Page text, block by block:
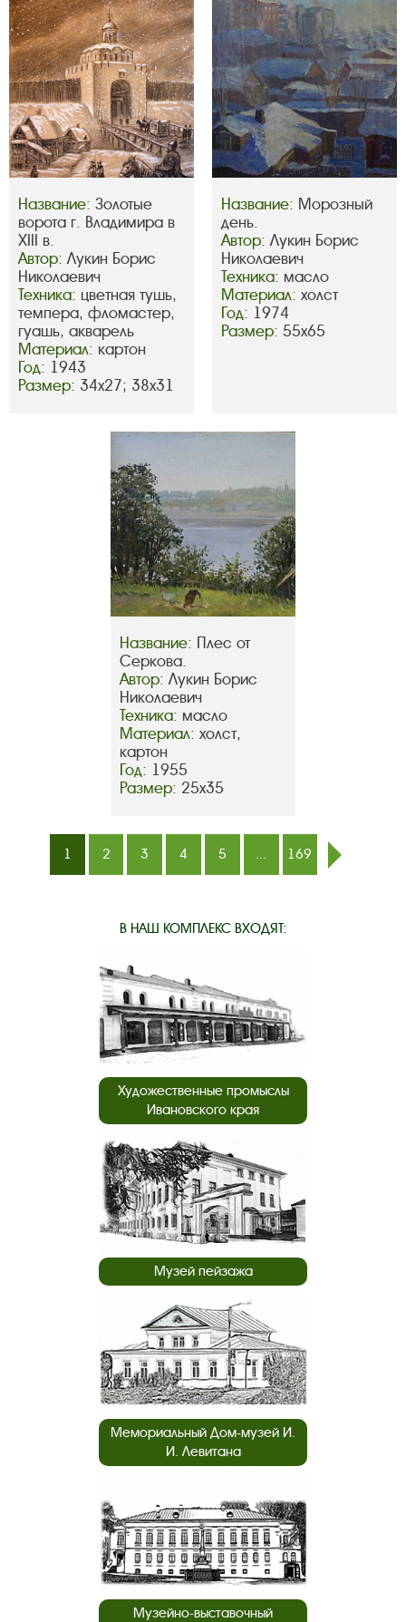
Название: Золотые
ворота г. Владимира в
XIII в.
Автор: Лукин Борис
Николаевич
Техника: цветная тушь,
темпера, фломастер,
гуашь, акварель
Материал: картон
Год: 1943
Размер: 34х27; 38х31
Название: Морозный
день.
Автор: Лукин Борис
Николаевич
Техника: масло
Материал: холст
Год: 1974
Размер: 55х65
Название: Плес от
Серкова.
Автор: Лукин Борис
Николаевич
Техника: масло
Материал: холст,
картон
Год: 1955
Размер: 25х35
1 2 3 4 5 ...
169
В НАШ КОМПЛЕКС ВХОДЯТ:
Художественные промыслы
Ивановского края
Музей пейзажа
Мемориальный Дом-музей И.
И. Левитана
Музейно-выставочный